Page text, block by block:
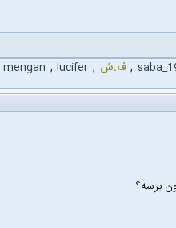
,ف.ش ,
lucifer
,
mengan